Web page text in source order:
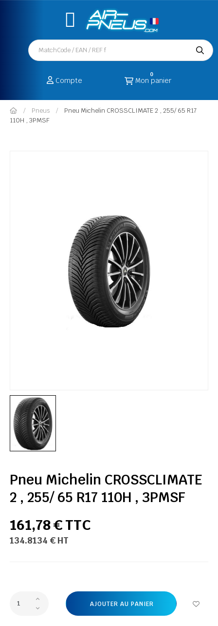
Compte Mon panier
0
Pneus
Pneu Michelin CROSSCLIMATE 2 , 255/ 65 R17
110H , 3PMSF
Pneu Michelin CROSSCLIMATE
2 , 255/ 65 R17 110H , 3PMSF
161,78 € TTC
134.8134 € HT
AJOUTER AU PANIER